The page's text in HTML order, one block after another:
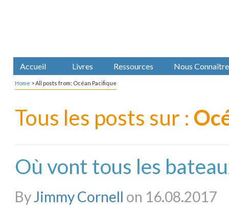
Accueil Livres Ressources Nous Connaître
Home >All posts from: Océan Pacifique
Tous les posts sur :
Où vont tous les
ByJimmy Cornell on 16.08.2017